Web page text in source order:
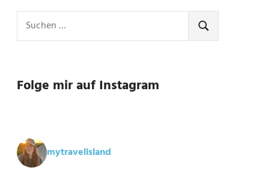
nach:
SUCHEN
Folge mir auf Instagram
mytravelisland